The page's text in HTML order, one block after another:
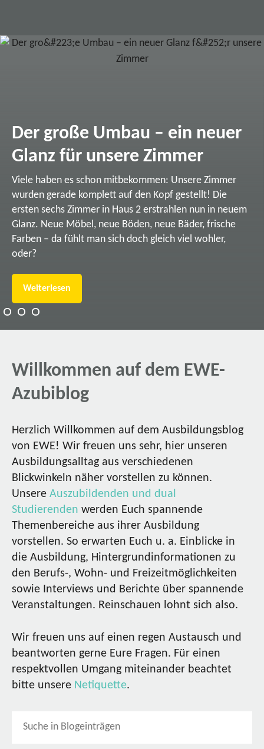
Der große Umbau – ein neuer
Glanz für unsere Zimmer
Viele haben es schon mitbekommen: Unsere Zimmer
wurden gerade komplett auf den Kopf gestellt! Die
ersten sechs Zimmer in Haus 2 erstrahlen nun in neuem
Glanz. Neue Möbel, neue Böden, neue Bäder, frische
Farben – da fühlt man sich doch gleich viel wohler,
oder?
Weiterlesen
Willkommen auf dem EWE-
Azubiblog
Herzlich Willkommen auf dem Ausbildungsblog
von EWE! Wir freuen uns sehr, hier unseren
Ausbildungsalltag aus verschiedenen
Blickwinkeln näher vorstellen zu können.
Unsere Auszubildenden und dual
Studierenden werden Euch spannende
Themenbereiche aus ihrer Ausbildung
vorstellen. So erwarten Euch u. a. Einblicke in
die Ausbildung, Hintergrundinformationen zu
den Berufs-, Wohn- und Freizeitmöglichkeiten
sowie Interviews und Berichte über spannende
Veranstaltungen. Reinschauen lohnt sich also.
Wir freuen uns auf einen regen Austausch und
beantworten gerne Eure Fragen. Für einen
respektvollen Umgang miteinander beachtet
bitte unsere Netiquette.